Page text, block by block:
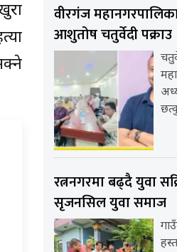
वीरगंज
आशुतोष चतुर्वेदी पक्राउ
रत्ननगरमा बढ्दै युवा
सृजनसिल युवा समाज